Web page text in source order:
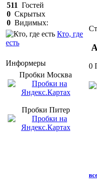
511 Гостей
0 Скрытых
0 Видимых:
Кто, где
есть
Информеры
Пробки Mосква
Пробки Питер
0